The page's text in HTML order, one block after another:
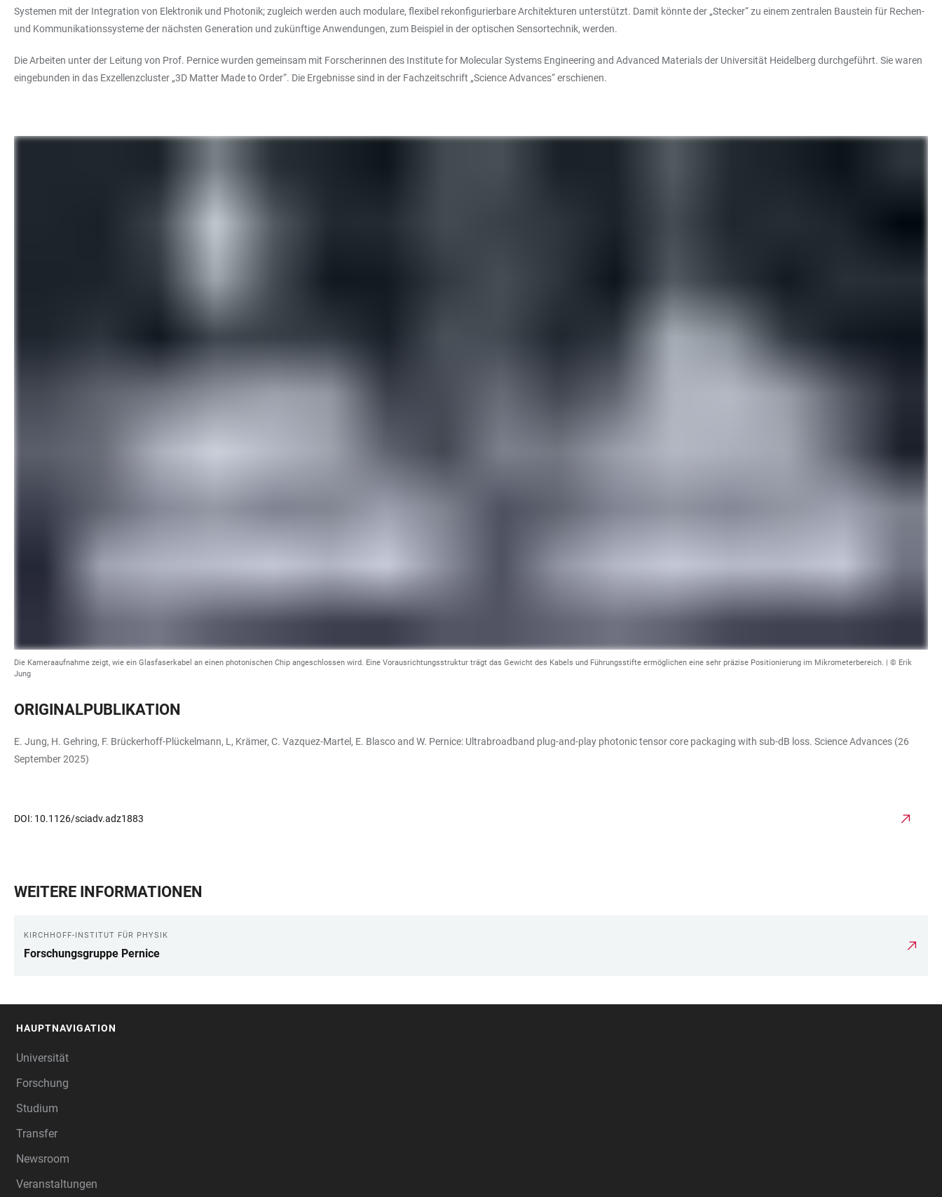
Systemen mit der Integration von Elektronik und Photonik; zugleich werden auch modulare, flexibel rekonfigurierbare Architekturen unterstützt. Damit könnte der „Stecker“ zu einem zentralen Baustein für Rechen-
und Kommunikationssysteme der nächsten Generation und zukünftige Anwendungen, zum Beispiel in der optischen Sensortechnik, werden.
Die Arbeiten unter der Leitung von Prof. Pernice wurden gemeinsam mit Forscherinnen des Institute for Molecular Systems Engineering and Advanced Materials der Universität Heidelberg durchgeführt. Sie waren
eingebunden in das Exzellenzcluster „3D Matter Made to Order“. Die Ergebnisse sind in der Fachzeitschrift „Science Advances“ erschienen.
Die Kameraaufnahme zeigt, wie ein Glasfaserkabel an einen photonischen Chip angeschlossen wird. Eine Vorausrichtungsstruktur trägt das Gewicht des Kabels und Führungsstifte ermöglichen eine sehr präzise Positionierung im Mikrometerbereich. | © Erik
Jung
ORIGINALPUBLIKATION
E. Jung, H. Gehring, F. Brückerhoff-Plückelmann, L, Krämer, C. Vazquez-Martel, E. Blasco and W. Pernice: Ultrabroadband plug-and-play photonic tensor core packaging with sub-dB loss. Science Advances (26
September 2025)
DOI: 10.1126/sciadv.adz1883
WEITERE INFORMATIONEN
KIRCHHOFF-INSTITUT FÜR PHYSIK
Forschungsgruppe Pernice
HAUPTNAVIGATION
Universität
Forschung
Studium
Transfer
Newsroom
Veranstaltungen